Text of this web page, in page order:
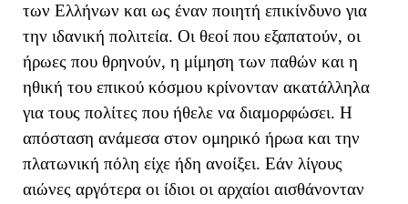
των Ελλήνων και ως έναν ποιητή επικίνδυνο για
την ιδανική πολιτεία. Οι θεοί που εξαπατούν, οι
ήρωες που θρηνούν, η μίμηση των παθών και η
ηθική του επικού κόσμου κρίνονταν ακατάλληλα
για τους πολίτες που ήθελε να διαμορφώσει. Η
απόσταση ανάμεσα στον ομηρικό ήρωα και την
πλατωνική πόλη είχε ήδη ανοίξει. Εάν λίγους
αιώνες αργότερα οι ίδιοι οι αρχαίοι αισθάνονταν